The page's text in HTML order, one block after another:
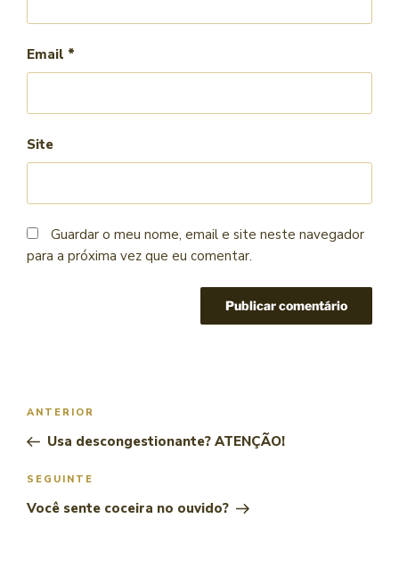
Email *
Site
Guardar o meu nome, email e site neste navegador
para a próxima vez que eu comentar.
ANTERIOR
Usa descongestionante? ATENÇÃO!
SEGUINTE
Você sente coceira no ouvido?